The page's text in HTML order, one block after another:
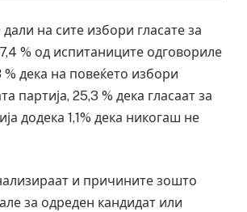
на сите избори гласате за
% од испитаниците одговориле
% дека на повеќето избори
партија, 25,3 % дека гласаат за
додека 1,1% дека никогаш не
и причините зошто
за одреден кандидат или